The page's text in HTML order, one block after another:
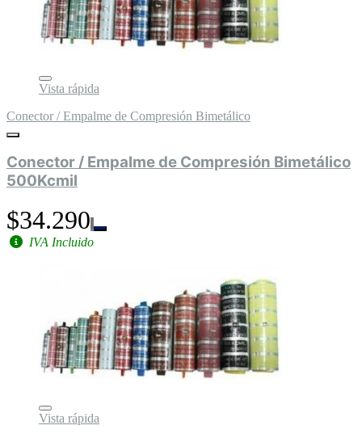
Vista rápida
Conector / Empalme de Compresión Bimetálico
Conector / Empalme de Compresión Bimetálico
500Kcmil
$34.290
IVA Incluido
Vista rápida